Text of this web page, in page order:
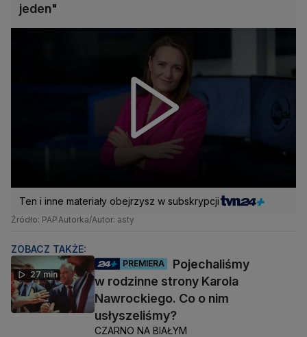
jeden"
Ten i inne materiały obejrzysz w subskrypcji
Źródło: PAP Autorka/Autor: asty
ZOBACZ TAKŻE:
27 min
PREMIERA
Pojechaliśmy
w rodzinne strony Karola
Nawrockiego. Co o nim
usłyszeliśmy?
CZARNO NA BIAŁYM